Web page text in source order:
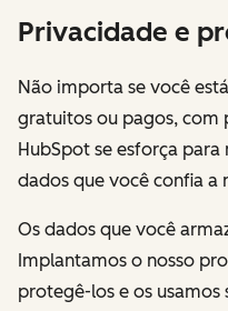
Privacidade e
Não importa se você
gratuitos ou pagos, com
HubSpot se esforça
dados que você confia a
Os dados que você
Implantamos o nosso
protegê-los e os